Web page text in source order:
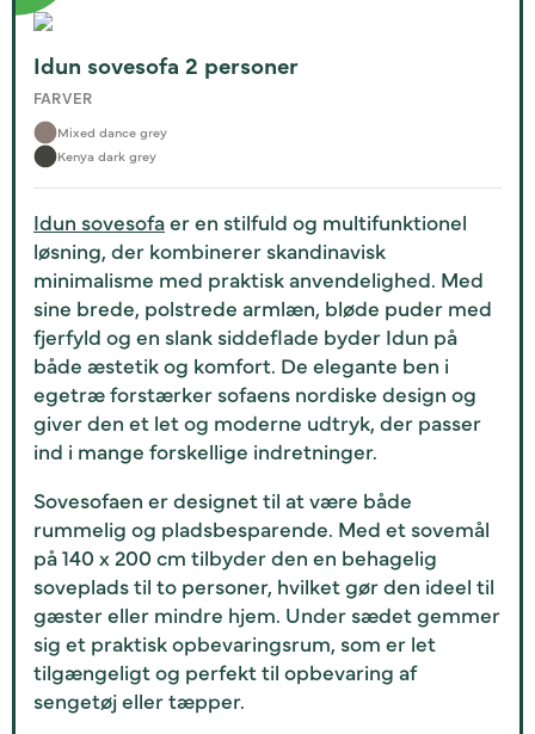
Idun sovesofa 2 personer
FARVER
Mixed dance grey
Kenya dark grey
Idun sovesofaer en stilfuld og multifunktionel
løsning, der kombinerer skandinavisk
minimalisme med praktisk anvendelighed. Med
sine brede, polstrede armlæn, bløde puder med
fjerfyld og en slank siddeflade byder Idun på
både æstetik og komfort. De elegante ben i
egetræ forstærker sofaens nordiske design og
giver den et let og moderne udtryk, der passer
ind i mange forskellige indretninger.
Sovesofaen er designet til at være både
rummelig og pladsbesparende. Med et sovemål
på 140 x 200 cm tilbyder den en behagelig
soveplads til to personer, hvilket gør den ideel til
gæster eller mindre hjem. Under sædet gemmer
sig et praktisk opbevaringsrum, som er let
tilgængeligt og perfekt til opbevaring af
sengetøj eller tæpper.